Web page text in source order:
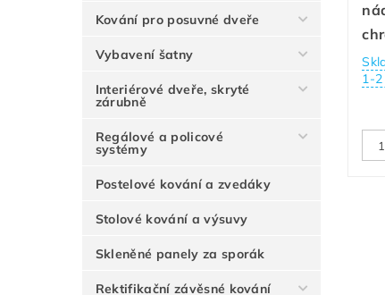
Kování pro posuvné dveře
Vybavení šatny
Interiérové dveře, skryté
zárubně
Regálové a policové
systémy
Postelové kování a zvedáky
Stolové kování a výsuvy
Skleněné panely za sporák
Rektifikační závěsné kování
1-